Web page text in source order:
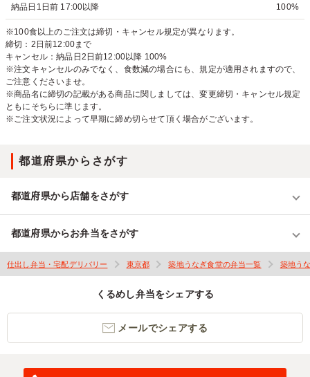
納品日1日前 17:00以降 100%
※100食以上のご注文は締切・キャンセル規定が異なります。
締切：2日前12:00まで
キャンセル：納品日2日前12:00以降 100%
※注文キャンセルのみでなく、食数減の場合にも、規定が適用されますので、
ご注意くださいませ。
※商品名に締切の記載がある商品に関しましては、変更締切・キャンセル規定
ともにそちらに準じます。
※ご注文状況によって早期に締め切らせて頂く場合がございます。
都道府県からさがす
都道府県から店舗をさがす
都道府県からお弁当をさがす
仕出し弁当・宅配デリバリー 東京都 築地うなぎ食堂の弁当一覧 築地う
くるめし弁当をシェアする
メールでシェアする